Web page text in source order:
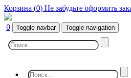
Корзина (0) Не забудьте оформить
0 Toggle navbar Toggle navigation